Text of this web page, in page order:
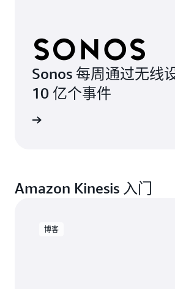
Sonos 每周通过无线
10 亿个事件
Amazon Kinesis 入门
博客